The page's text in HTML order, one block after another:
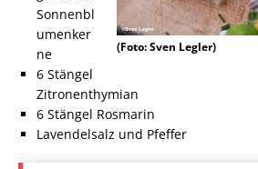
(Foto: Sven Legler)
Sonnenbl
umenker
ne
6 Stängel
Zitronenthymian
6 Stängel Rosmarin
Lavendelsalz und Pfeffer